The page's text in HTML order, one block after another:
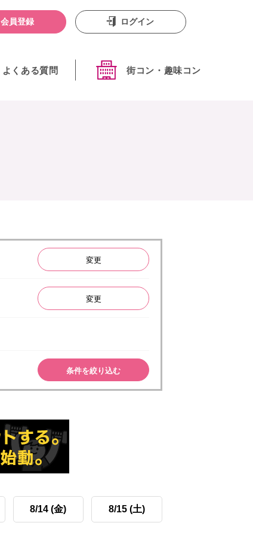
よくある質問 街コン・趣味コン
会員登録 ログイン
変更
変更
条件を絞り込む
8/14 (金) 8/15 (土)